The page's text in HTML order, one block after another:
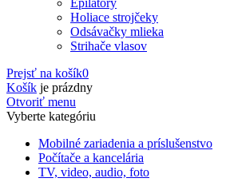
Epilátory
Holiace strojčeky
Odsávačky mlieka
Strihače vlasov
Prejsť na košík0
Košík je prázdny
Otvoriť menu
Vyberte kategóriu
Mobilné zariadenia a príslušenstvo
Počítače a kancelária
TV, video, audio, foto